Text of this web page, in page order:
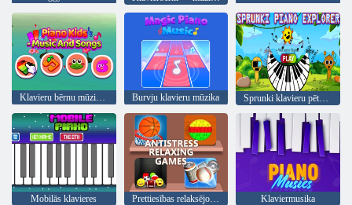
Klavieru bērnu mūzika un dziesmas Burvju klavieru mūzika Sprunki klavieru pētnieks
Mobilās klavieres Prettiesības relaksējošas spēles Klaviermusika